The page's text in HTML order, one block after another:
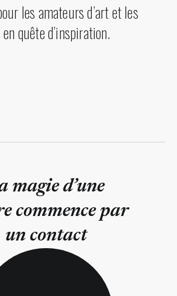
les amateurs d’art et les
quête d’inspiration.
magie d’une
commence par
un contact